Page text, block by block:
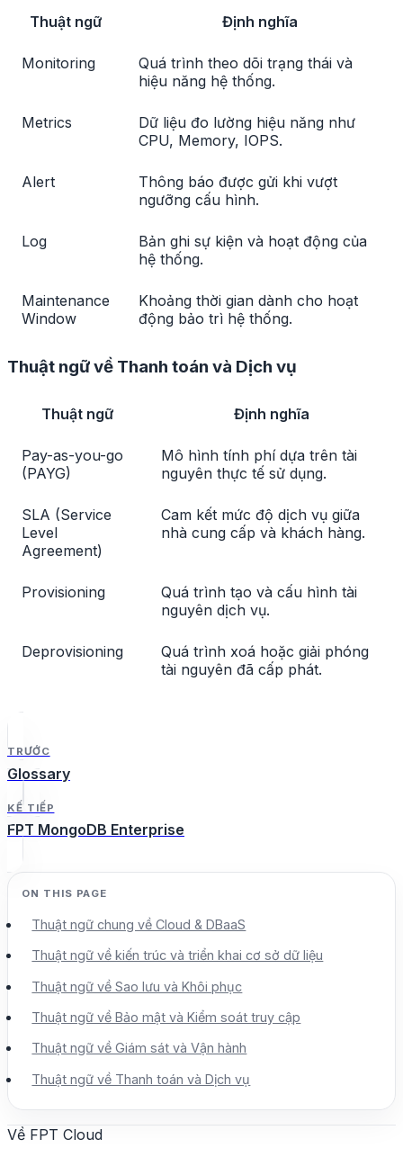
Thuật ngữ Định nghĩa
Monitoring
Quá trình theo dõi trạng thái và
hiệu năng hệ thống.
Metrics
Dữ liệu đo lường hiệu năng như
CPU, Memory, IOPS.
Alert
Thông báo được gửi khi vượt
ngưỡng cấu hình.
Log
Bản ghi sự kiện và hoạt động của
hệ thống.
Maintenance
Window
Khoảng thời gian dành cho hoạt
động bảo trì hệ thống.
Thuật ngữ về Thanh toán và Dịch vụ
Thuật ngữ Định nghĩa
Pay-as-you-go
(PAYG)
Mô hình tính phí dựa trên tài
nguyên thực tế sử dụng.
SLA (Service
Level
Agreement)
Cam kết mức độ dịch vụ giữa
nhà cung cấp và khách hàng.
Provisioning
Quá trình tạo và cấu hình tài
nguyên dịch vụ.
Deprovisioning
Quá trình xoá hoặc giải phóng
tài nguyên đã cấp phát.
TRƯỚC
Glossary
KẾ TIẾP
FPT MongoDB Enterprise
Thuật ngữ chung về Cloud & DBaaS
Thuật ngữ về kiến trúc và triển khai cơ sở dữ liệu
Thuật ngữ về Sao lưu và Khôi phục
Thuật ngữ về Bảo mật và Kiểm soát truy cập
Thuật ngữ về Giám sát và Vận hành
Thuật ngữ về Thanh toán và Dịch vụ
Về FPT Cloud